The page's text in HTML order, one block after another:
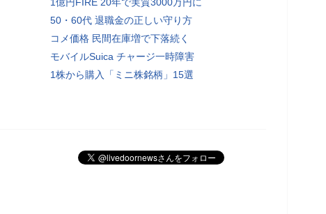
50・60代 退職金の正しい守り方
コメ価格 民間在庫増で下落続く
モバイルSuica チャージ一時障害
1株から購入「ミニ株銘柄」15選